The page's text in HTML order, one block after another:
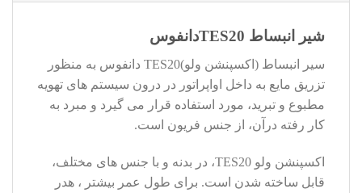
شیر انبساط TES20دانفوس
سیر انبساط (اکسپنشن ولو)TES20 دانفوس به منظور
تزریق مایع به داخل اواپراتور در درون سیستم های تهویه
مطبوع و تبرید، مورد استفاده قرار می گیرد و مبرد به
کار رفته درآن، از جنس فریون است.
اکسپنشن ولو TES20، در بدنه و با جنس های مختلف،
قابل ساخته شدن است. برای طول عمر بیشتر ، هدر